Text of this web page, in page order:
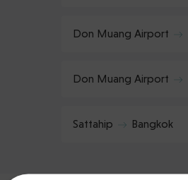
Don Muang Airport
Don Muang Airport
Sattahip Bangkok